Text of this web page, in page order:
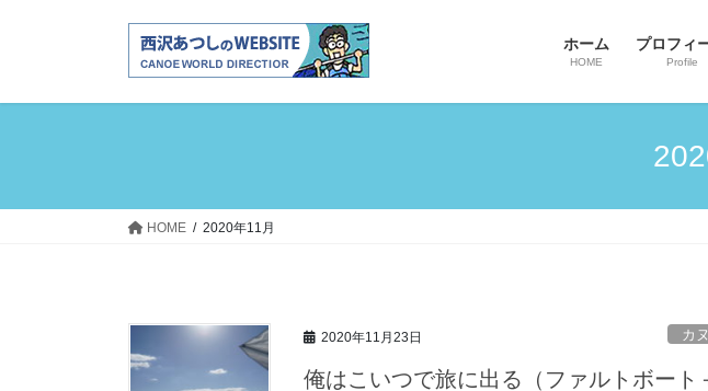
ホーム
HOME
プロフィ
Profile
HOME 2020年11月
2020年11月23日 カ
俺はこいつで旅に出る（ファルトボート